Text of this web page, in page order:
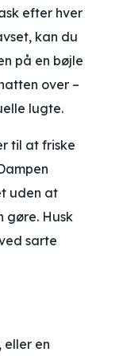
efter hver
kan du
på en bøjle
over –
lugte.
til at friske
uden at
gøre. Husk
sarte
eller en